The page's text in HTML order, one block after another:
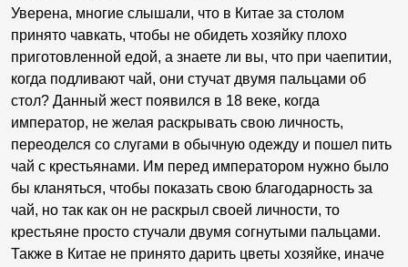
Уверена, многие слышали, что в Китае за столом
принято чавкать, чтобы не обидеть хозяйку плохо
приготовленной едой, а знаете ли вы, что при чаепитии,
когда подливают чай, они стучат двумя пальцами об
стол? Данный жест появился в 18 веке, когда
император, не желая раскрывать свою личность,
переоделся со слугами в обычную одежду и пошел пить
чай с крестьянами. Им перед императором нужно было
бы кланяться, чтобы показать свою благодарность за
чай, но так как он не раскрыл своей личности, то
крестьяне просто стучали двумя согнутыми пальцами.
Также в Китае не принято дарить цветы хозяйке, иначе